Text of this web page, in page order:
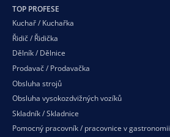
TOP PROFESE
Kuchař / Kuchařka
Řidič / Řidička
Dělník / Dělnice
Prodavač / Prodavačka
Obsluha strojů
Obsluha vysokozdvižných vozíků
Skladník / Skladnice
Pomocný pracovník / pracovnice v gastronomii